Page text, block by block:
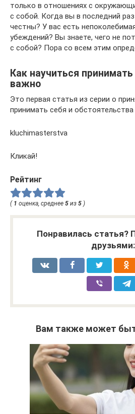
только в отношениях с
с собой. Когда вы в последний
честны? У вас есть
убеждений? Вы знаете, чего не
с собой? Пора со всем этим
Как научиться
важно
Это первая статья из серии о
принимать себя и
kluchimasterstva
Кликай!
Рейтинг
( 1 оценка, среднее 5 из 5 )
Понравилась статья?
друзьями:
Вам также может